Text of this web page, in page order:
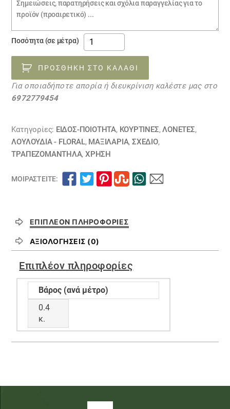
€10.00.
παραγγελίας
Ποσότητα (σε μέτρα)
26030118
ποσότητα
ΠΡΟΣΘΉΚΗ ΣΤΟ ΚΑΛΆΘΙ
Για οποιαδήποτε απορία ή διευκρίνιση καλέστε μας στο
6972779454
Κατηγορίες: ΕΙΔΟΣ-ΠΟΙΟΤΗΤΑ, ΚΟΥΡΤΊΝΕΣ,ΛΟΝΈΤΕΣ,
ΛΟΥΛΟΎΔΙΑ - FLORAL, ΜΑΞΙΛΆΡΙΑ, ΣΧΕΔΙΟ,
ΤΡΑΠΕΖΟΜΆΝΤΗΛΑ,ΧΡΗΣΗ
ΜΟΙΡΑΣΤΕΊΤΕ:
ΕΠΙΠΛΈΟΝ ΠΛΗΡΟΦΟΡΊΕΣ
ΑΞΙΟΛΟΓΉΣΕΙΣ (0)
Επιπλέον πληροφορίες
Βάρος (ανά μέτρο)
0.4
κ.